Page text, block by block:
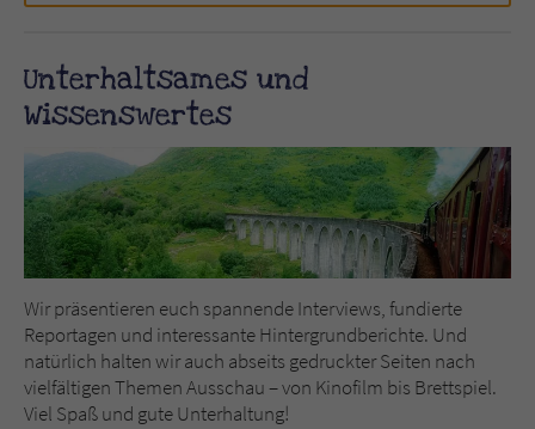
Unterhaltsames und
Wissenswertes
Wir präsentieren euch spannende Interviews, fundierte
Reportagen und interessante Hintergrundberichte. Und
natürlich halten wir auch abseits gedruckter Seiten nach
vielfältigen Themen Ausschau – von Kinofilm bis Brettspiel.
Viel Spaß und gute Unterhaltung!
Name
Anbieter Literatur-Couch Medien GmbH & Co. KG
1 Jahr
Zweck Cookie für Kommentare einzelner Buchtitel
Name fe_typo_user
Anbieter Literatur-Couch Medien GmbH & Co. KG
Laufzeit Session